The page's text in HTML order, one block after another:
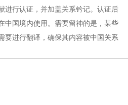
进行认证，并加盖关系钤记。认证后
中国境内使用。需要留神的是，某些
要进行翻译，确保其内容被中国关系